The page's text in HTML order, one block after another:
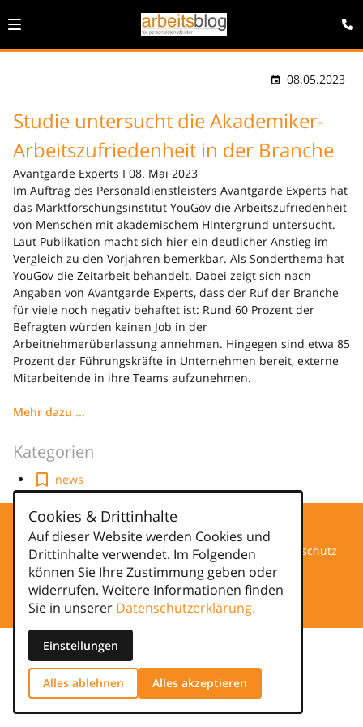
08.05.2023
Studie untersucht die Akademiker-
Arbeitszufriedenheit in der Branche
Avantgarde Experts I 08. Mai 2023
Im Auftrag des Personaldienstleisters Avantgarde Experts hat
das Marktforschungsinstitut YouGov die Arbeitszufriedenheit
von Menschen mit akademischem Hintergrund untersucht.
Laut Publikation macht sich hier ein deutlicher Anstieg im
Vergleich zu den Vorjahren bemerkbar. Als Sonderthema hat
YouGov die Zeitarbeit behandelt. Dabei zeigt sich nach
Angaben von Avantgarde Experts, dass der Ruf der Branche
für viele noch negativ behaftet ist: Rund 60 Prozent der
Befragten würden keinen Job in der
Arbeitnehmerüberlassung annehmen. Hingegen sind etwa 85
Prozent der Führungskräfte in Unternehmen bereit, externe
Mitarbeitende in ihre Teams aufzunehmen.
Mehr dazu ...
Kategorien
news
Datenschutz
Impressum
Cookies & Drittinhalte
Auf dieser Website werden Cookies und
Drittinhalte verwendet. Im Folgenden
können Sie Ihre Zustimmung geben oder
widerrufen. Weitere Informationen finden
Sie in unserer Datenschutzerklärung.
Einstellungen
Alles ablehnen Alles akzeptieren